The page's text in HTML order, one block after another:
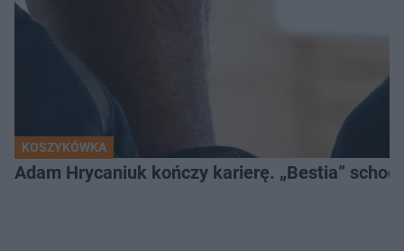
KOSZYKÓWKA
Adam Hrycaniuk kończy karierę. „Bestia”